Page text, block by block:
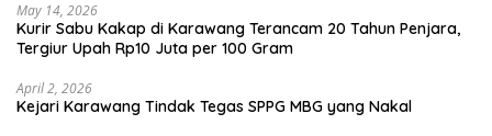
May 14, 2026
Kurir Sabu Kakap di Karawang Terancam 20 Tahun Penjara,
Tergiur Upah Rp10 Juta per 100 Gram
April 2, 2026
Kejari Karawang Tindak Tegas SPPG MBG yang Nakal